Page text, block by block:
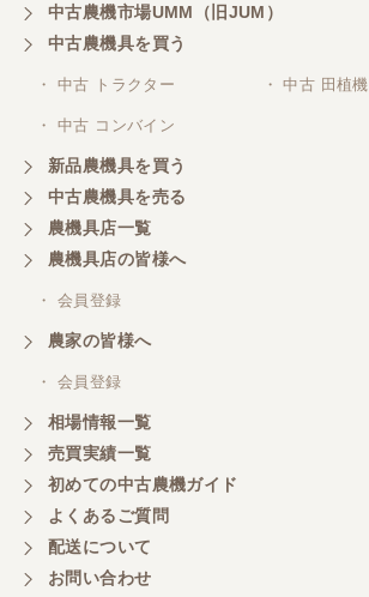
中古農機市場UMM（旧JUM）
中古農機具を買う
・ 中古 トラクター ・ 中古 田植機
・ 中古 コンバイン
新品農機具を買う
中古農機具を売る
農機具店一覧
農機具店の皆様へ
・ 会員登録
農家の皆様へ
・ 会員登録
相場情報一覧
売買実績一覧
初めての中古農機ガイド
よくあるご質問
配送について
お問い合わせ